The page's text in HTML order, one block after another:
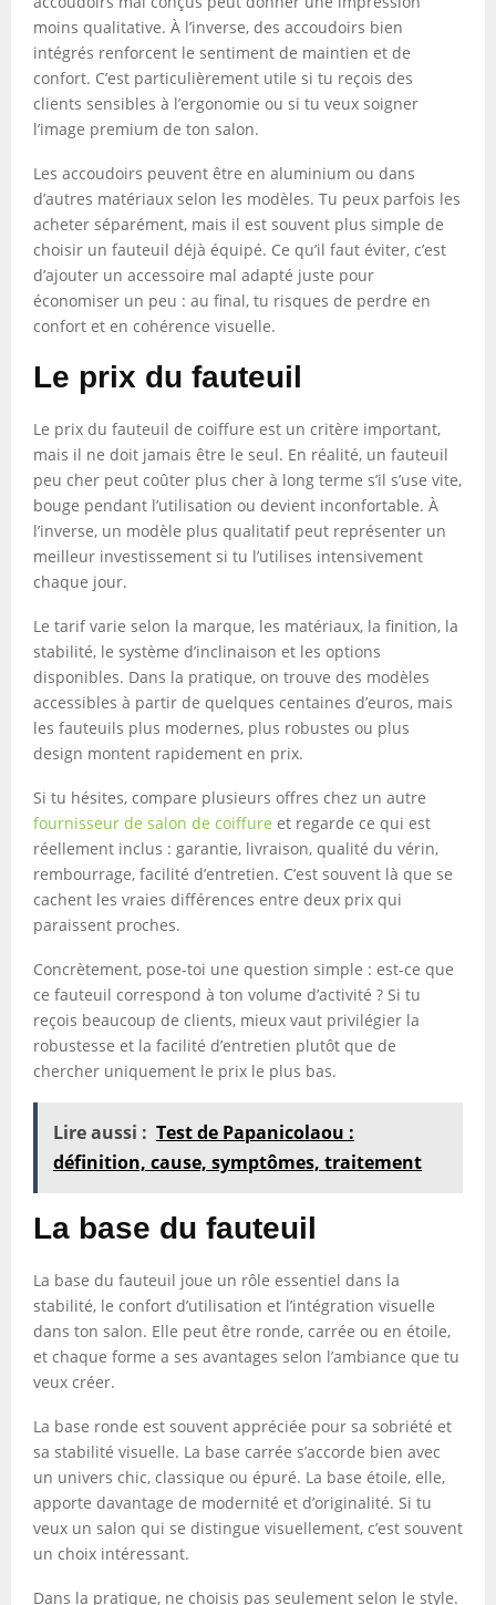
moins qualitative. À l’inverse, des accoudoirs bien
intégrés renforcent le sentiment de maintien et de
confort. C’est particulièrement utile si tu reçois des
clients sensibles à l’ergonomie ou si tu veux soigner
l’image premium de ton salon.
Les accoudoirs peuvent être en aluminium ou dans
d’autres matériaux selon les modèles. Tu peux parfois les
acheter séparément, mais il est souvent plus simple de
choisir un fauteuil déjà équipé. Ce qu’il faut éviter, c’est
d’ajouter un accessoire mal adapté juste pour
économiser un peu : au final, tu risques de perdre en
confort et en cohérence visuelle.
Le prix du fauteuil
Le prix du fauteuil de coiffure est un critère important,
mais il ne doit jamais être le seul. En réalité, un fauteuil
peu cher peut coûter plus cher à long terme s’il s’use vite,
bouge pendant l’utilisation ou devient inconfortable. À
l’inverse, un modèle plus qualitatif peut représenter un
meilleur investissement si tu l’utilises intensivement
chaque jour.
Le tarif varie selon la marque, les matériaux, la finition, la
stabilité, le système d’inclinaison et les options
disponibles. Dans la pratique, on trouve des modèles
accessibles à partir de quelques centaines d’euros, mais
les fauteuils plus modernes, plus robustes ou plus
design montent rapidement en prix.
Si tu hésites, compare plusieurs offres chez un autre
fournisseur de salon de coiffure et regarde ce qui est
réellement inclus : garantie, livraison, qualité du vérin,
rembourrage, facilité d’entretien. C’est souvent là que se
cachent les vraies différences entre deux prix qui
paraissent proches.
Concrètement, pose-toi une question simple : est-ce que
ce fauteuil correspond à ton volume d’activité ? Si tu
reçois beaucoup de clients, mieux vaut privilégier la
robustesse et la facilité d’entretien plutôt que de
chercher uniquement le prix le plus bas.
Lire aussi : Test de Papanicolaou :
définition, cause, symptômes, traitement
La base du fauteuil
La base du fauteuil joue un rôle essentiel dans la
stabilité, le confort d’utilisation et l’intégration visuelle
dans ton salon. Elle peut être ronde, carrée ou en étoile,
et chaque forme a ses avantages selon l’ambiance que tu
veux créer.
La base ronde est souvent appréciée pour sa sobriété et
sa stabilité visuelle. La base carrée s’accorde bien avec
un univers chic, classique ou épuré. La base étoile, elle,
apporte davantage de modernité et d’originalité. Si tu
veux un salon qui se distingue visuellement, c’est souvent
un choix intéressant.
Dans la pratique, ne choisis pas seulement selon le style.